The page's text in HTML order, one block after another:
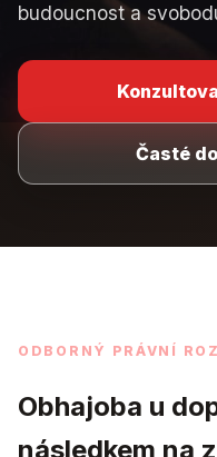
budoucnost a
Časté
ODBORNÝ PRÁVNÍ
Obhajoba u
následkem na